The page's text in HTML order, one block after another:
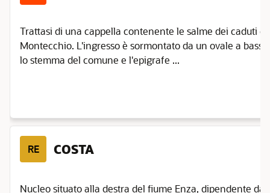
Trattasi di una cappella contenente le salme dei caduti
Montecchio. L'ingresso è sormontato da un ovale a
lo stemma del comune e l'epigrafe ...
RE COSTA
Nucleo situato alla destra del fiume Enza, dipendente da